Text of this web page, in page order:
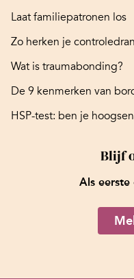
Laat familiepatronen los
Zo herken je
Wat is traumabonding?
De 9 kenmerken van
HSP-test: ben je
Blijf
Als eerste